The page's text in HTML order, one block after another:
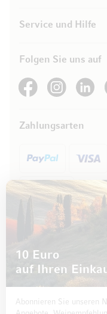
Service und Hilfe
Folgen Sie uns auf
See our FacebookSee our Instagram
See our
Zahlungsarten
Rechnung
10 Euro
auf Ihren
Abonnieren Sie unseren